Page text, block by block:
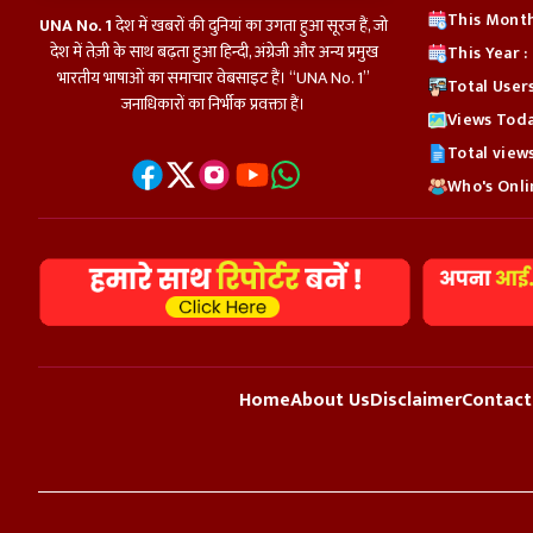
UNA No. 1देश में खबरों की दुनियां का उगता हुआ सूरज हैं, जो
देश में तेज़ी के साथ बढ़ता हुआ हिन्दी, अंग्रेजी और अन्य प्रमुख
भारतीय भाषाओं का समाचार वेबसाइट हैं। “UNA No. 1”
जनाधिकारों का निर्भीक प्रवक्ता हैं।
This
This Year
Total
Views
Total
Who's
HomeAbout UsDisclaimer